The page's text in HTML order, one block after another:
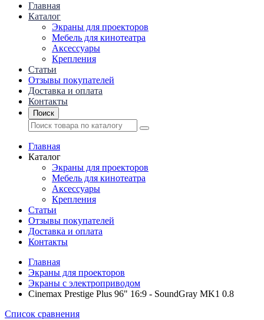
Главная
Каталог
Экраны для проекторов
Mебель для кинотеатра
Аксессуары
Крепления
Статьи
Отзывы покупателей
Доставка и оплата
Контакты
Поиск
Главная
Каталог
Экраны для проекторов
Mебель для кинотеатра
Аксессуары
Крепления
Статьи
Отзывы покупателей
Доставка и оплата
Контакты
Главная
Экраны для проекторов
Экраны с электроприводом
Cinemax Prestige Plus 96" 16:9 - SoundGray MK1 0.8
Список сравнения